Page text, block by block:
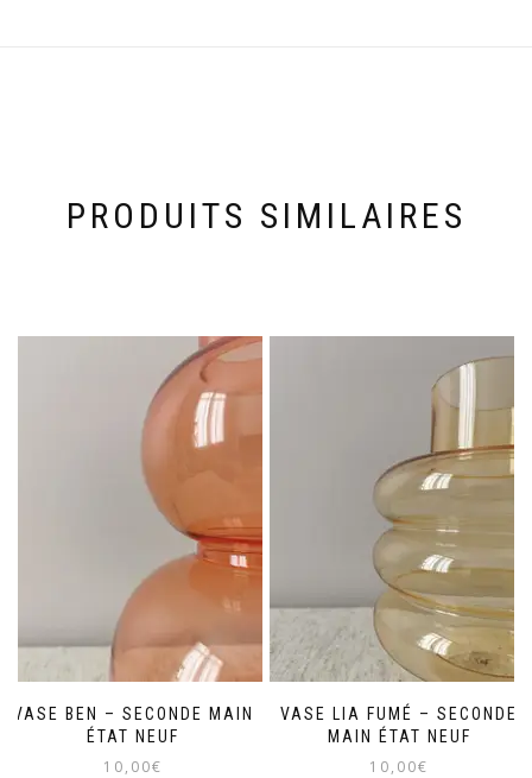
PRODUITS SIMILAIRES
VASE BEN – SECONDE MAIN
ÉTAT NEUF
10,00€
VASE LIA FUMÉ – SECONDE
MAIN ÉTAT NEUF
10,00€